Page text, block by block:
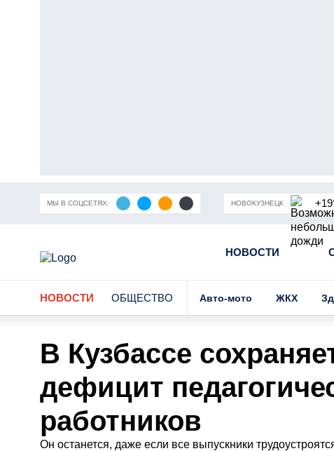
МЫ В СОЦСЕТЯХ: НОВОКУЗНЕЦК
НОВОСТИ
Кузбасса Пандемия коронавирусной инфекции
НОВОСТИ ОБЩЕСТВО Авто-мото ЖКХ
В Кузбассе
дефицит
работников
Он останется, даже если все выпускники